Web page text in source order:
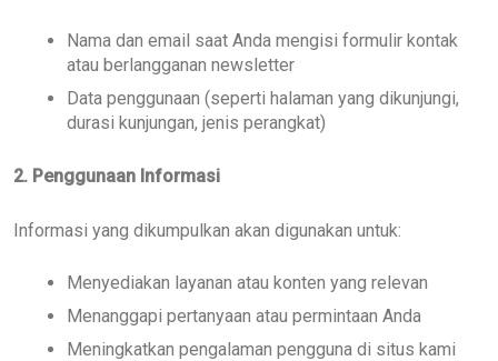
Nama dan email saat Anda mengisi formulir kontak
atau berlangganan newsletter
Data penggunaan (seperti halaman yang dikunjungi,
durasi kunjungan, jenis perangkat)
2. Penggunaan Informasi
Informasi yang dikumpulkan akan digunakan untuk:
Menyediakan layanan atau konten yang relevan
Menanggapi pertanyaan atau permintaan Anda
Meningkatkan pengalaman pengguna di situs kami